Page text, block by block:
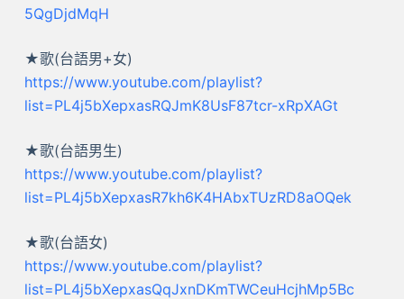
5QgDjdMqH
★歌(台語男+女)
https://www.youtube.com/playlist?
list=PL4j5bXepxasRQJmK8UsF87tcr-xRpXAGt
★歌(台語男生)
https://www.youtube.com/playlist?
list=PL4j5bXepxasR7kh6K4HAbxTUzRD8aOQek
★歌(台語女)
https://www.youtube.com/playlist?
list=PL4j5bXepxasQqJxnDKmTWCeuHcjhMp5Bc